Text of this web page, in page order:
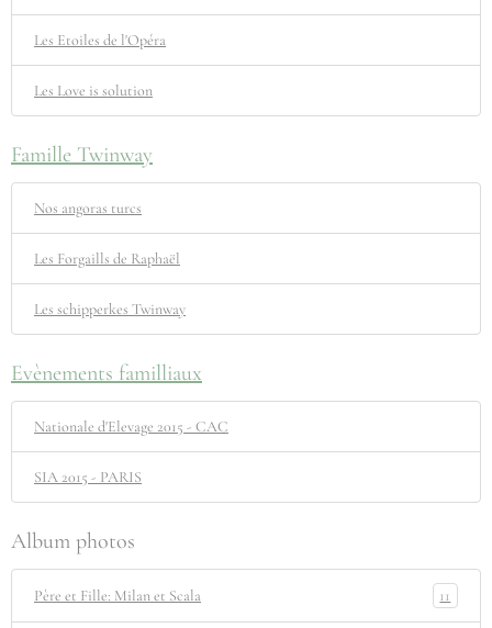
Les Etoiles de l'Opéra
Les Love is solution
Famille Twinway
Nos angoras turcs
Les Forgaills de Raphaël
Les schipperkes Twinway
Evènements familliaux
Nationale d'Elevage 2015 - CAC
SIA 2015 - PARIS
Album photos
Père et Fille: Milan et Scala 11